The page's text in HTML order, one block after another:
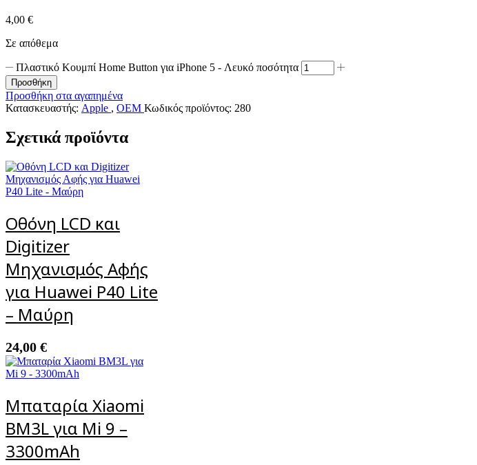
4,00 €
Σε απόθεμα
Πλαστικό Κουμπί Home Button για iPhone 5 - Λευκό ποσότητα
Προσθήκη
Προσθήκη στα αγαπημένα
Κατασκευαστής: Apple , OEM Κωδικός προϊόντος: 280
Σχετικά προϊόντα
Οθόνη LCD και
Digitizer
Μηχανισμός Αφής
για Huawei P40 Lite
– Μαύρη
24,00 €
Μπαταρία Xiaomi
BM3L για Mi 9 –
3300mAh